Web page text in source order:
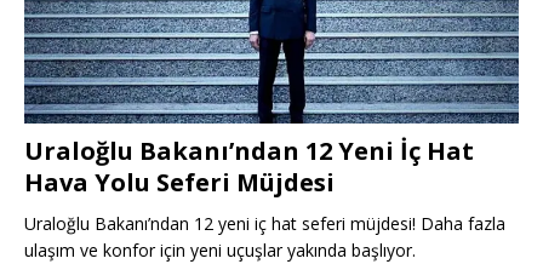
Uraloğlu Bakanı’ndan 12 Yeni İç Hat
Hava Yolu Seferi Müjdesi
Uraloğlu Bakanı’ndan 12 yeni iç hat seferi müjdesi! Daha fazla
ulaşım ve konfor için yeni uçuşlar yakında başlıyor.